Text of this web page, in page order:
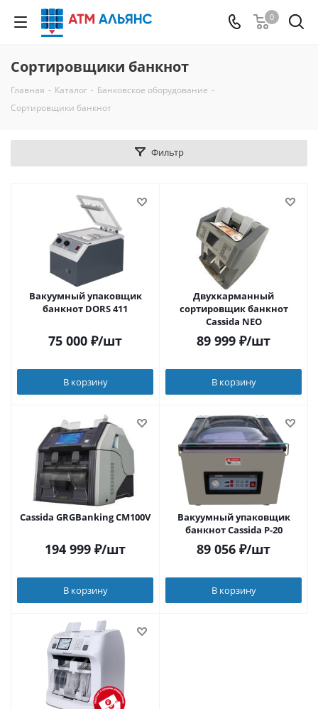
0
Сортировщики банкнот
Главная - Каталог - Банковское оборудование -
Сортировщики банкнот
Фильтр
Вакуумный упаковщик
банкнот DORS 411
75 000 ₽/шт
В корзину
Двухкарманный
сортировщик банкнот
Cassida NEO
89 999 ₽/шт
В корзину
Cassida GRGBanking CM100V
194 999 ₽/шт
В корзину
Вакуумный упаковщик
банкнот Cassida P-20
89 056 ₽/шт
В корзину